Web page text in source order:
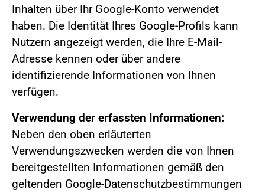
Inhalten über Ihr Google-Konto verwendet
haben. Die Identität Ihres Google-Profils kann
Nutzern angezeigt werden, die Ihre E-Mail-
Adresse kennen oder über andere
identifizierende Informationen von Ihnen
verfügen.
Verwendung der erfassten Informationen:
Neben den oben erläuterten
Verwendungszwecken werden die von Ihnen
bereitgestellten Informationen gemäß den
geltenden Google-Datenschutzbestimmungen